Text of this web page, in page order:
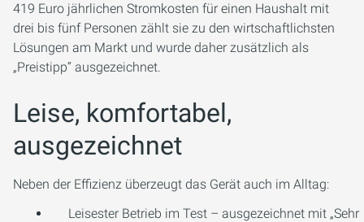
419 Euro jährlichen Stromkosten für einen Haushalt mit
drei bis fünf Personen zählt sie zu den wirtschaftlichsten
Lösungen am Markt und wurde daher zusätzlich als
„Preistipp“ ausgezeichnet.
Leise, komfortabel,
ausgezeichnet
Neben der Effizienz überzeugt das Gerät auch im Alltag:
Leisester Betrieb im Test – ausgezeichnet mit „Sehr